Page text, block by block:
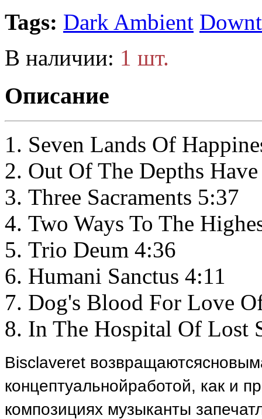
Tags: Dark Ambient
В наличии: 1 шт.
Описание
Seven Lands Of
Out Of The Depths
Three Sacraments 5:37
Two Ways To The
Trio Deum 4:36
Humani Sanctus 4:11
Dog's Blood For Love
In The Hospital Of Lost
Bisclaveret возвращаютсясновым
концептуальнойработой, как и
композициях музыканты